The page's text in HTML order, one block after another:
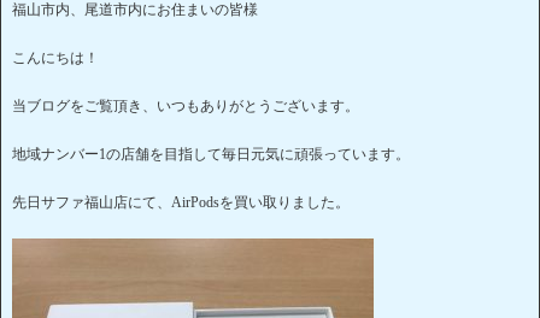
福山市内、尾道市内にお住まいの皆様
こんにちは！
当ブログをご覧頂き、いつもありがとうございます。
地域ナンバー1の店舗を目指して毎日元気に頑張っています。
先日サファ福山店にて、AirPodsを買い取りました。